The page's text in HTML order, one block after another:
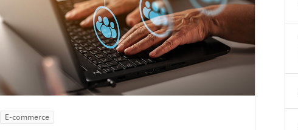
E-commerce